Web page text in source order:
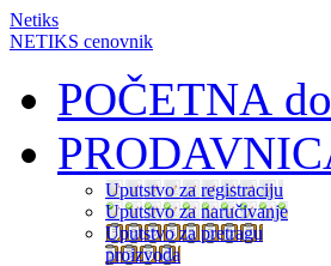
Netiks
NETIKS cenovnik
POČETNA
Uputstvo za registraciju
Uputstvo za naručivanje
Uputstvo za pretragu
proizvoda